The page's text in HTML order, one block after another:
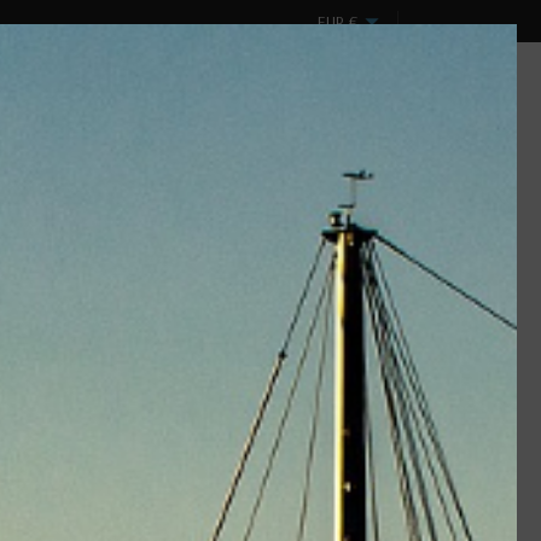
EUR€
Marque : Lancelin
et de nombreux usages sur votre bateau.